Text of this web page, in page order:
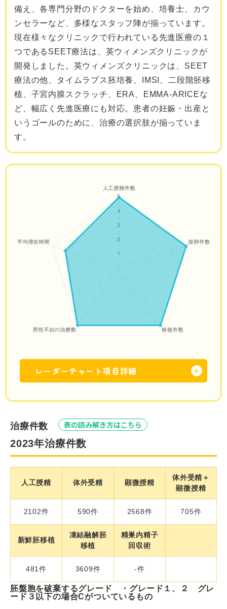
備え、各専門分野のドクターを始め、培養士、カウ
ンセラーなど、多様なスタッフ陣が揃っています。
現在様々なクリニックで行われている先進医療の１
つであるSEET療法は、英ウィメンズクリニックが
開発しました。英ウィメンズクリニックは、SEET
療法の他、タイムラプス胚培養、IMSI、二段階胚移
植、子宮内膜スクラッチ、ERA、EMMA-ARICEな
ど、幅広く先進医療にも対応。患者の妊娠・出産と
いうゴールのために、治療の選択肢が揃っていま
す。
レーダーチャート項目詳細 ＋
治療件数 表の読み解き方はこちら
2023年治療件数
人工授精 体外受精 顕微授精
体外受精＋
顕微授精
2102件 590件 2568件 705件
新鮮胚移植
凍結融解胚
移植
精巣内精子
回収術
481件 3609件 -件
胚盤胞を破棄するグレード ・グレード１、２ グレ
ード３以下の場合Cがついているもの